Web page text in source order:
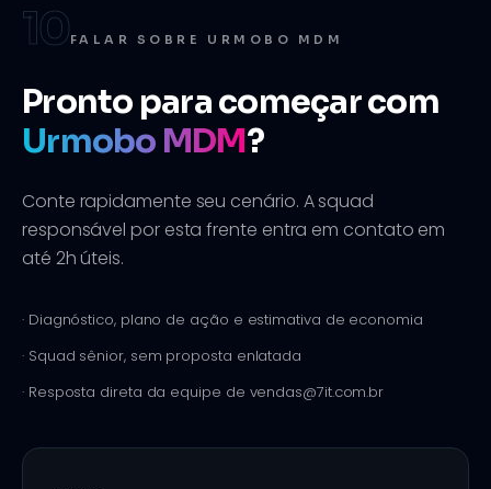
10FALAR SOBRE URMOBO MDM
Pronto para começar com
Urmobo MDM?
Conte rapidamente seu cenário. A squad
responsável por esta frente entra em contato em
até 2h úteis.
· Diagnóstico, plano de ação e estimativa de economia
· Squad sênior, sem proposta enlatada
· Resposta direta da equipe de vendas@7it.com.br